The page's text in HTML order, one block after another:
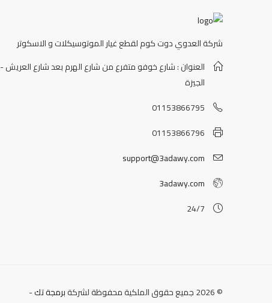
شركة العدوي دوت كوم لقطع غيار الموتوسيكلات و الاسكوتر
العنوان : شارع خوفو متفرع من شارع الهرم بعد شارع العريش -
الجيزة
01153866795
01153866796
support@3adawy.com
3adawy.com
24/7
© 2026 جميع حقوق الملكية محفوظة لشركة برمجة تك-